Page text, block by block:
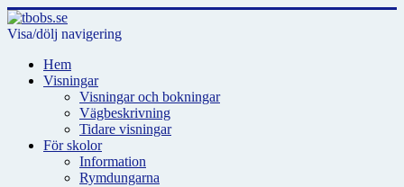
Visa/dölj navigering
Hem
Visningar
Visningar och bokningar
Vägbeskrivning
Tidare visningar
För skolor
Information
Rymdungarna